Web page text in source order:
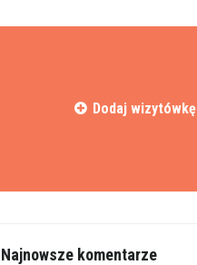
Dodaj wizytówkę
Najnowsze komentarze